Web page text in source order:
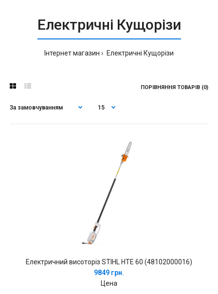
Електричні Кущорізи
Інтернет магазин Електричні Кущорізи
ПОРІВНЯННЯ ТОВАРІВ (0)
Електричний висоторіз STIHL HTE 60 (48102000016)
9849 грн.
Цена